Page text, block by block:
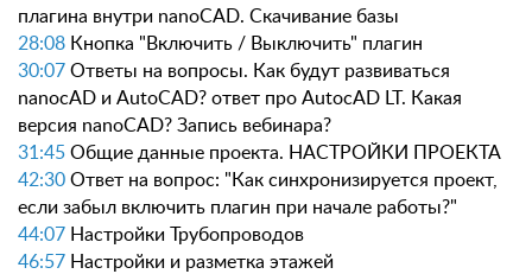
плагина внутри nanoCAD. Скачивание базы
28:08 Кнопка "Включить / Выключить" плагин
30:07 Ответы на вопросы. Как будут развиваться
nanocAD и AutoCAD? ответ про AutocAD LT. Какая
версия nanoCAD? Запись вебинара?
31:45 Общие данные проекта. НАСТРОЙКИ ПРОЕКТА
42:30 Ответ на вопрос: "Как синхронизируется проект,
если забыл включить плагин при начале работы?"
44:07 Настройки Трубопроводов
46:57 Настройки и разметка этажей